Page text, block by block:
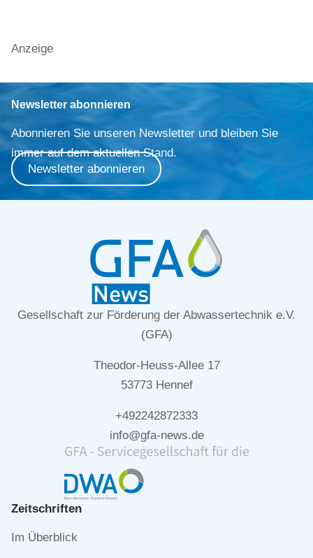
Anzeige
Newsletter abonnieren
Abonnieren Sie unseren Newsletter und bleiben Sie
immer auf dem aktuellen Stand.
Newsletter abonnieren
Gesellschaft zur Förderung der Abwassertechnik e.V.
(GFA)
Theodor-Heuss-Allee 17
53773 Hennef
+492242872333
info@gfa-news.de
Zeitschriften
Navigation
Im Überblick